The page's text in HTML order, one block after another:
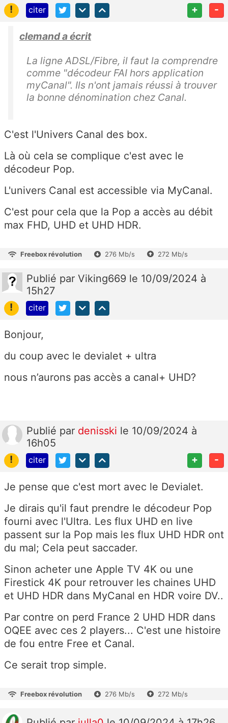
!
citer + -
clemand a écrit
La ligne ADSL/Fibre, il faut la comprendre
comme "décodeur FAI hors application
myCanal". Ils n'ont jamais réussi à trouver
la bonne dénomination chez Canal.
C'est l'Univers Canal des box.
Là où cela se complique c'est avec le
décodeur Pop.
L'univers Canal est accessible via MyCanal.
C'est pour cela que la Pop a accès au débit
max FHD, UHD et UHD HDR.
Freebox révolution 276 Mb/s 272 Mb/s
Publié par Viking669 le 10/09/2024 à
15h27
!
citer
Bonjour,
du coup avec le devialet + ultra
nous n’aurons pas accès a canal+ UHD?
Publié par denisski le 10/09/2024 à
16h05
!
citer + -
Je pense que c'est mort avec le Devialet.
Je dirais qu'il faut prendre le décodeur Pop
fourni avec l'Ultra. Les flux UHD en live
passent sur la Pop mais les flux UHD HDR ont
du mal; Cela peut saccader.
Sinon acheter une Apple TV 4K ou une
Firestick 4K pour retrouver les chaines UHD
et UHD HDR dans MyCanal en HDR voire DV..
Par contre on perd France 2 UHD HDR dans
OQEE avec ces 2 players... C'est une histoire
de fou entre Free et Canal.
Ce serait trop simple.
Freebox révolution 276 Mb/s 272 Mb/s